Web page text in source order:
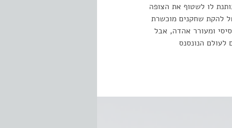
לו לשטוף את הצופה
להקת שחקנים מוכשרת
ומעורר אהדה, אבל
הנונסנס